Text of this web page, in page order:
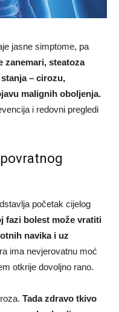
jasne simptome, pa
zanemari, steatoza
– cirozu,
malignih oboljenja.
i redovni pregledi
početak cijelog
fazi bolest može vratiti
navika i uz
ima nevjerovatnu moć
otkrije dovoljno rano.
Tada zdravo tkivo